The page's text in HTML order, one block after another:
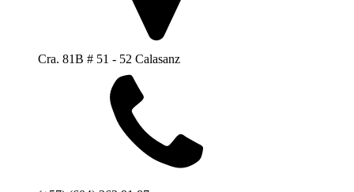
Cra. 81B # 51 - 52 Calasanz